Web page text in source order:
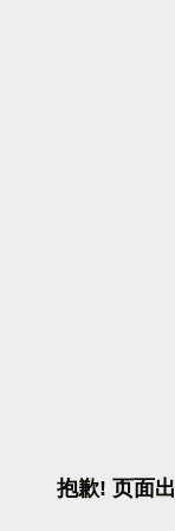
抱歉! 页面出